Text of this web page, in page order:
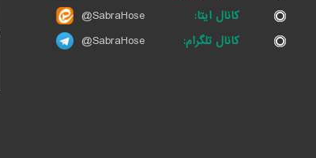
کانال ایتا:
@SabraHose
کانال تلگرام:
@SabraHose